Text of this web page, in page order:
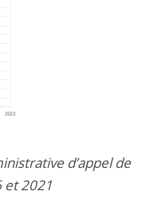
d’appel de
et 2021